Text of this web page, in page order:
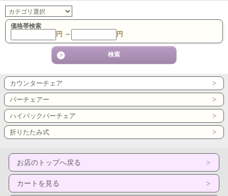
価格帯検索
円 ～ 円
カウンターチェア
バーチェアー
ハイバックバーチェア
折りたたみ式
お店のトップへ戻る
カートを見る